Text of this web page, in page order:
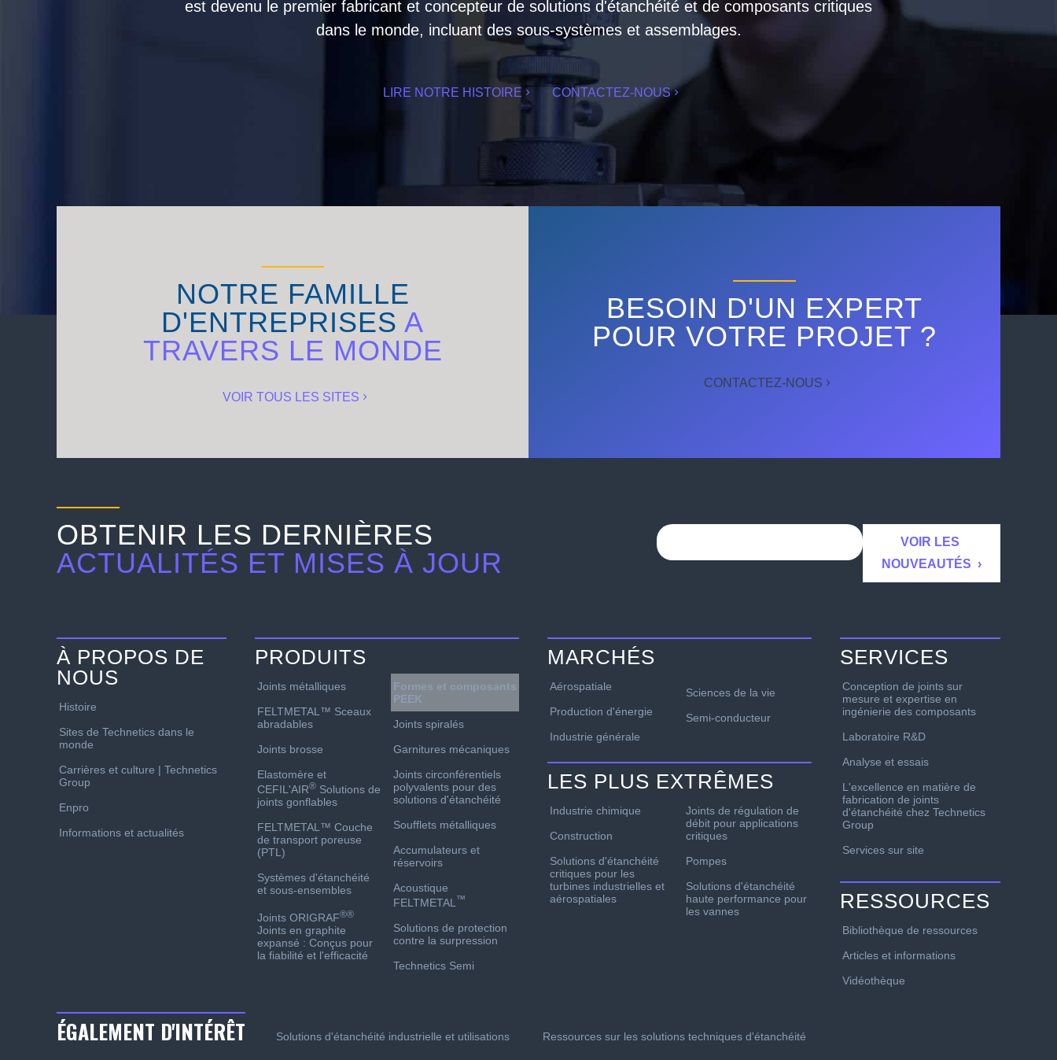
est devenu le premier fabricant et concepteur de solutions d'étanchéité et de composants critiques
dans le monde, incluant des sous-systèmes et assemblages.
LIRE NOTRE HISTOIRE CONTACTEZ-NOUS
NOTRE FAMILLE
D'ENTREPRISES A
TRAVERS LE MONDE
VOIR TOUS LES SITES
BESOIN D'UN EXPERT
POUR VOTRE PROJET ?
CONTACTEZ-NOUS
OBTENIR LES DERNIÈRES
ACTUALITÉS ET MISES À JOUR
À PROPOS DE
NOUS
Histoire
Sites de Technetics dans le
monde
Carrières et culture | Technetics
Group
Enpro
Informations et actualités
PRODUITS
Joints métalliques
FELTMETAL™ Sceaux
abradables
Joints brosse
Elastomère et
CEFIL'AIR® Solutions de
joints gonflables
FELTMETAL™ Couche
de transport poreuse
(PTL)
Systèmes d'étanchéité
et sous-ensembles
Joints ORIGRAF®®
Joints en graphite
expansé : Conçus pour
la fiabilité et l'efficacité
Formes et composants
PEEK
Joints spiralés
Garnitures mécaniques
Joints circonférentiels
polyvalents pour des
solutions d'étanchéité
Soufflets métalliques
Accumulateurs et
réservoirs
Acoustique
FELTMETAL ™
Solutions de protection
contre la surpression
Technetics Semi
MARCHÉS
Aérospatiale
Production d'énergie
Industrie générale
Sciences de la vie
Semi-conducteur
LES PLUS EXTRÊMES
Industrie chimique
Construction
Solutions d'étanchéité
critiques pour les
turbines industrielles et
aérospatiales
Joints de régulation de
débit pour applications
critiques
Pompes
Solutions d'étanchéité
haute performance pour
les vannes
SERVICES
Conception de joints sur
mesure et expertise en
ingénierie des composants
Laboratoire R&D
Analyse et essais
L'excellence en matière de
fabrication de joints
d'étanchéité chez Technetics
Group
Services sur site
RESSOURCES
Bibliothèque de ressources
Articles et informations
Vidéothèque
ÉGALEMENT D'INTÉRÊT Solutions d'étanchéité industrielle et utilisations Ressources sur les solutions techniques d'étanchéité